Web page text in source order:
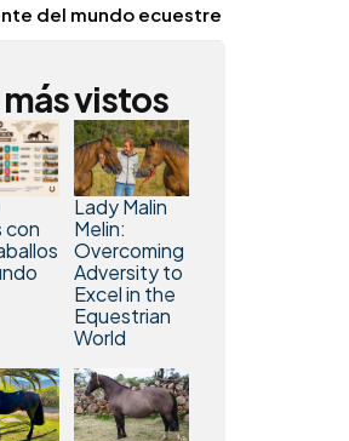
del mundo ecuestre
más vistos
con
Lady Malin
Melin:
Overcoming
Adversity to
Excel in the
Equestrian
World